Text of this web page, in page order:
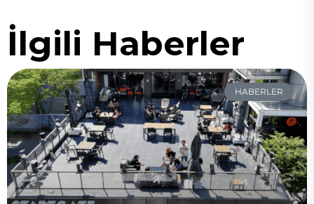
İlgili Haberler
HABERLER